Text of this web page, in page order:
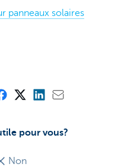
panneaux solaires
pour vous?
Non